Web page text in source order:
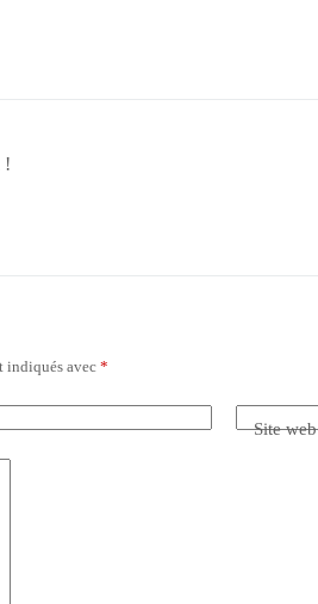
!
indiqués avec*
Site web